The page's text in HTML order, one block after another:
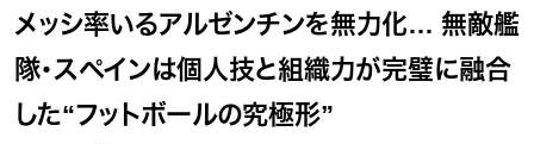
メッシ率いるアルゼンチンを無力化… 無敵艦
隊・スペインは個人技と組織力が完璧に融合
した“フットボールの究極形”